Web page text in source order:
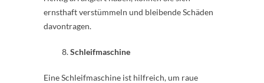
ernsthaft verstümmeln und bleibende Schäden
davontragen.
Schleifmaschine
Eine Schleifmaschine ist hilfreich, um raue